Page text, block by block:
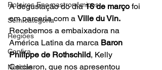
Roteiros Eno-gastronômicos
Sem categoria
Regiões
Confira
Notícias
A degustação do dia 16 de março foi
em parceria com a Ville du Vin.
Recebemos a embaixadora na
América Latina da marca Baron
Philippe de Rothschild, Kelly
Cercleron, que nos apresentou